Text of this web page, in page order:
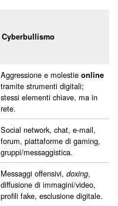
Cyberbullismo
Aggressione e molestie online
tramite strumenti digitali;
stessi elementi chiave, ma in
rete.
Social network, chat, e-mail,
forum, piattaforme di gaming,
gruppi/messaggistica.
Messaggi offensivi, doxing,
diffusione di immagini/video,
profili fake, esclusione digitale.